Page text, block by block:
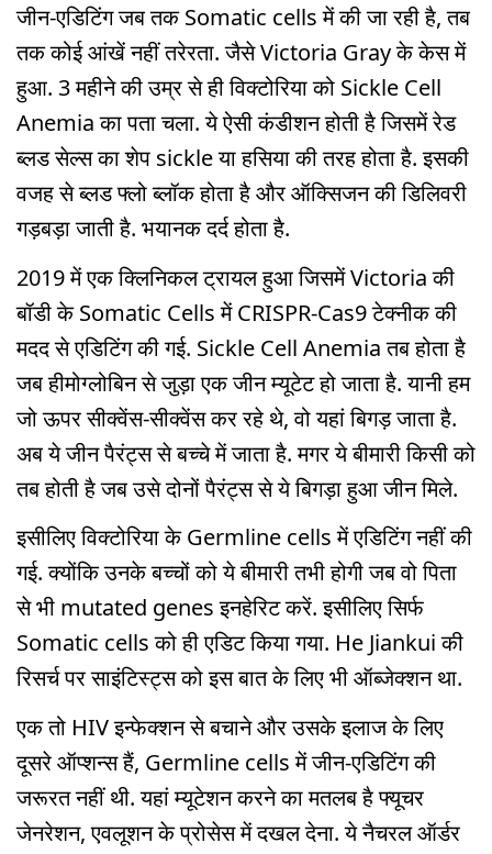
जीन-एडिटिंग जब तक Somatic cells में की जा रही है, तब
तक कोई आंखें नहीं तरेरता. जैसे Victoria Gray के केस में
हुआ. 3 महीने की उम्र से ही विक्टोरिया को Sickle Cell
Anemia का पता चला. ये ऐसी कंडीशन होती है जिसमें रेड
ब्लड सेल्स का शेप sickle या हसिया की तरह होता है. इसकी
वजह से ब्लड फ्लो ब्लॉक होता है और ऑक्सिजन की डिलिवरी
गड़बड़ा जाती है. भयानक दर्द होता है.
2019 में एक क्लिनिकल ट्रायल हुआ जिसमें Victoria की
बॉडी के Somatic Cells में CRISPR-Cas9 टेक्नीक की
मदद से एडिटिंग की गई. Sickle Cell Anemia तब होता है
जब हीमोग्लोबिन से जुड़ा एक जीन म्यूटेट हो जाता है. यानी हम
जो ऊपर सीक्वेंस-सीक्वेंस कर रहे थे, वो यहां बिगड़ जाता है.
अब ये जीन पैरंट्स से बच्चे में जाता है. मगर ये बीमारी किसी को
तब होती है जब उसे दोनों पैरंट्स से ये बिगड़ा हुआ जीन मिले.
इसीलिए विक्टोरिया के Germline cells में एडिटिंग नहीं की
गई. क्योंकि उनके बच्चों को ये बीमारी तभी होगी जब वो पिता
से भी mutated genes इनहेरिट करें. इसीलिए सिर्फ
Somatic cells को ही एडिट किया गया. He Jiankui की
रिसर्च पर साइंटिस्ट्स को इस बात के लिए भी ऑब्जेक्शन था.
एक तो HIV इन्फेक्शन से बचाने और उसके इलाज के लिए
दूसरे ऑप्शन्स हैं, Germline cells में जीन-एडिटिंग की
जरूरत नहीं थी. यहां म्यूटेशन करने का मतलब है फ्यूचर
जेनरेशन, एवलूशन के प्रोसेस में दखल देना. ये नैचरल ऑर्डर